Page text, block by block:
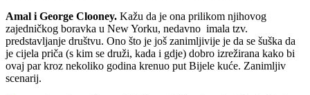
Amal i George Clooney. Kažu da je ona prilikom njihovog
zajedničkog boravka u New Yorku, nedavno imala tzv.
predstavljanje društvu. Ono što je još zanimljivije je da se šuška da
je cijela priča (s kim se druži, kada i gdje) dobro izrežirana kako bi
ovaj par kroz nekoliko godina krenuo put Bijele kuće. Zanimljiv
scenarij.